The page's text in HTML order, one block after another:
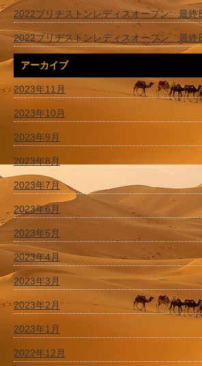
2022ブリヂストンレディスオープン 最終
2022ブリヂストンレディスオープン 最終
アーカイブ
2023年11月
2023年10月
2023年9月
2023年8月
2023年7月
2023年6月
2023年5月
2023年4月
2023年3月
2023年2月
2023年1月
2022年12月